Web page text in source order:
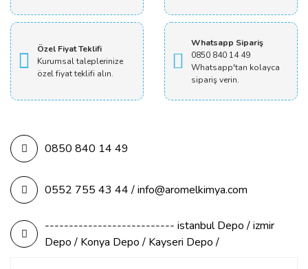
Özel Fiyat Teklifi
Kurumsal taleplerinize
özel fiyat teklifi alın.
Whatsapp Sipariş
0850 840 14 49
Whatsapp'tan kolayca
sipariş verin.
0850 840 14 49
0552 755 43 44 / info@aromelkimya.com
--------------------------- istanbul Depo / izmir
Depo / Konya Depo / Kayseri Depo /